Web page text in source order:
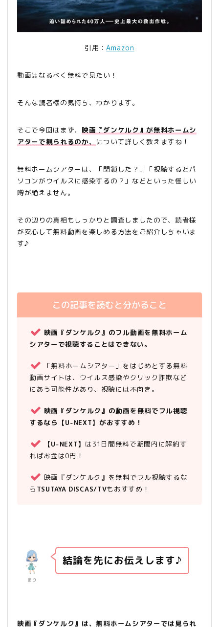
引用：Amazon
動画はなるべく無料で見たい！
そんな読者様の気持ち、わかります。
そこで今回はまず、 映画『ダンケルク』が無料ホームシ
アターで観られるのか、 について詳しく教えますね！
無料ホームシアターは、「閉鎖した？」「視聴するとパ
ソコンがウイルスに感染するの？」などといった怪しい
噂が絶えません。
その辺りの真相もしっかりと調査しましたので、読者様
が安心して無料動画を楽しめる方法をご紹介しちゃいま
す♪
この記事を読むと分かること
映画『ダンケルク』のフル動画を無料ホーム
シアターで視聴することはできない。
「無料ホームシアター」をはじめとする無料
動画サイトは、ウイルス感染やクリック詐欺など
にあう可能性があり、視聴には不向き。
映画『ダンケルク』の動画を無料でフル視聴
するなら【U-NEXT】がおすすめ！
【U-NEXT】 は31日間無料で期間内に解約す
ればお金は0円！
映画『ダンケルク』を無料でフル視聴するな
ら TSUTAYA DISCAS/TVもおすすめ！
まり
結論を先にお伝えします♪
映画『ダンケルク』は、無料ホームシアターでは見られ